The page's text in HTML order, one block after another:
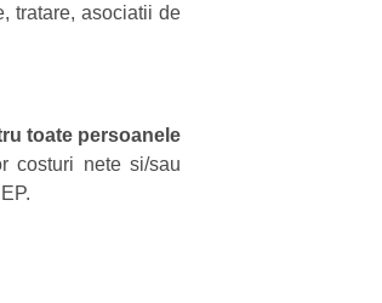
tratare, asociatii de
toate persoanele
costuri nete si/sau